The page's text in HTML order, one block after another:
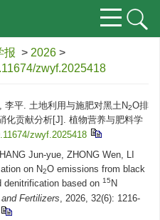
报 > 2026 >
zwyf.2025418
平. 土地利用与施肥对黑土N2O排
化贡献分析[J]. 植物营养与肥料学
zwyf.2025418
Jun-yue, ZHONG Wen, LI
on N2O emissions from black
based on 15 N
Fertilizers, 2026, 32(6): 1216-